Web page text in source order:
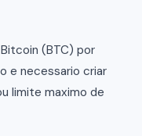
(BTC) por
e necessario criar
limite maximo de